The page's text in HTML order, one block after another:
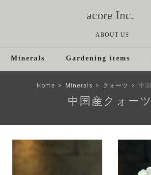
acore Inc.
ABOUT US
Minerals Gardening items
Home Minerals クォーツ 中
中国産クォーツ